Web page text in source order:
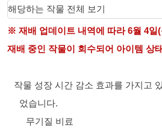
해당하는 작물 전체 보기
※ 재배 업데이트 내역에 따라 6월 4일
재배 중인 작물이 회수되어 아이템 상
작물 성장 시간 감소 효과를 가지고
었습니다.
무기질 비료